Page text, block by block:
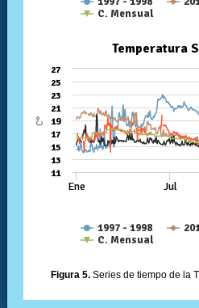
Figura 5. Series de tiempo de la